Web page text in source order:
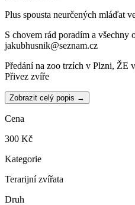
Plus spousta neurčených mláďat
S chovem rád poradím a všechny
jakubhusnik@seznam.cz
Předání na zoo trzích v Plzni, ŽE
Přivez zvíře
Zobrazit celý popis →
Cena
300 Kč
Kategorie
Terarijní zvířata
Druh